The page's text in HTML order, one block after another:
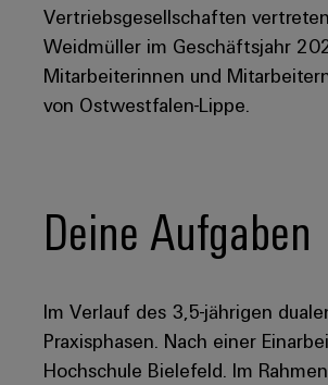
Vertriebsgesellschaften
Weidmüller im Geschäftsjahr
Mitarbeiterinnen und
von Ostwestfalen-Lippe.
Deine Aufgaben
Im Verlauf des 3,5-jährigen
Praxisphasen. Nach einer
Hochschule Bielefeld. Im